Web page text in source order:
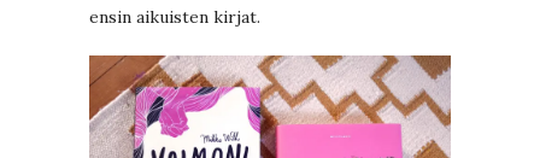
ensin aikuisten kirjat.